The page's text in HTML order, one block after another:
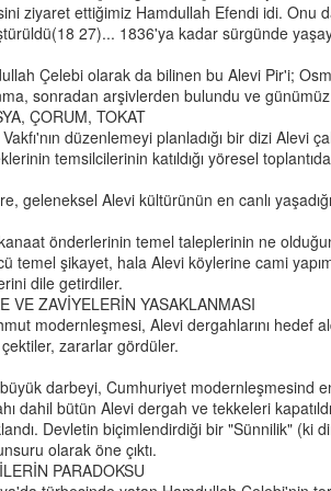
ziyaret ettiğimiz Hamdullah Efendi idi. Onu
27)... 1836'ya kadar sürgünde
Çelebi olarak da bilinen bu Alevi Pir'i;
sonradan arşivlerden bulundu ve günümüz
ÇORUM, TOKAT
düzenlemeyi planladığı bir dizi
temsilcilerinin katıldığı yöresel
geleneksel Alevi kültürünün en canlı
önderlerinin temel taleplerinin ne
temel şikayet, hala Alevi köylerine cami
dile getirdiler.
VE ZAVİYELERİN YASAKLANMASI
modernleşmesi, Alevi dergahlarını hedef
çektiler, zararlar gördüler.
darbeyi, Cumhuriyet modernleşmesind
dahil bütün Alevi dergah ve tekkeleri
Devletin biçimlendirdiği bir "Sünnilik" (ki
olarak öne çıktı.
PARADOKSU